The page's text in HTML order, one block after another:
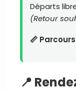
Départs
(Retour
📏
📍